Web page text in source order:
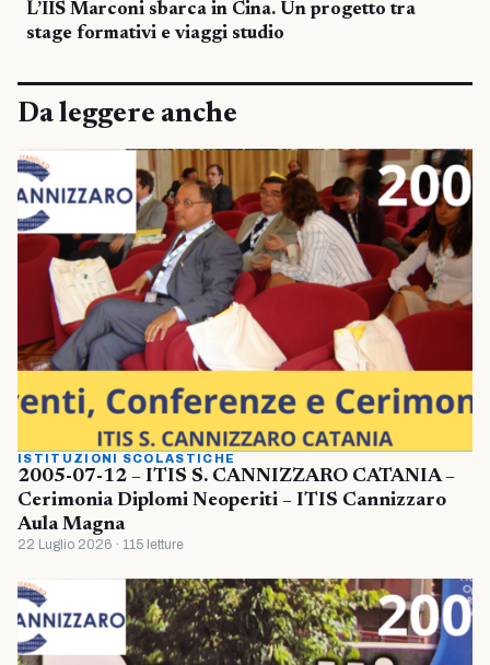
L’IIS Marconi sbarca in Cina. Un progetto tra
stage formativi e viaggi studio
Da leggere anche
ISTITUZIONI SCOLASTICHE
2005-07-12 – ITIS S. CANNIZZARO CATANIA –
Cerimonia Diplomi Neoperiti – ITIS Cannizzaro
Aula Magna
22 Luglio 2026 · 115 letture